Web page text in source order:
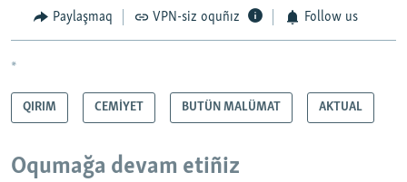
Paylaşmaq VPN-siz oquñız Follow us
*
QIRIM CEMİYET BUTÜN MALÜMAT AKTUAL
Oqumağa devam etiñiz